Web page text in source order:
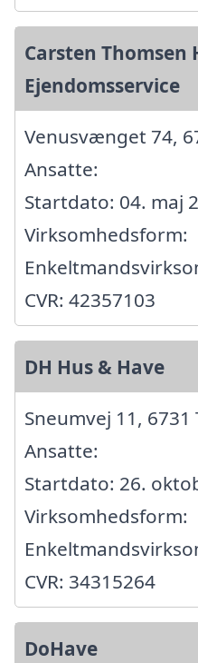
Carsten Thomsen
Ejendomsservice
Venusvænget 74,
Ansatte:
Startdato: 04. maj
Virksomhedsform:
CVR: 42357103
DH Hus & Have
Sneumvej 11,
Ansatte:
Startdato: 26.
Virksomhedsform:
CVR: 34315264
DoHave